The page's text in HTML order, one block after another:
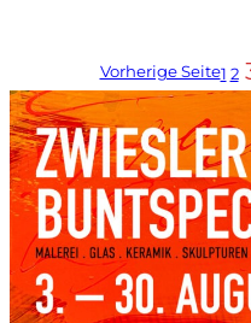
Vorherige Seite1 2